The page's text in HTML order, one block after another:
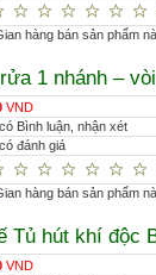
hàng bán sản phẩm
1 nhánh –
VND
Bình luận, nhận xét
đánh giá
hàng bán sản phẩm
Tủ hút khí độc
VND